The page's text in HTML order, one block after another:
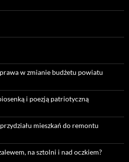
w zmianie budżetu powiatu
i poezją patriotyczną
mieszkań do remontu
na sztolni i nad oczkiem?